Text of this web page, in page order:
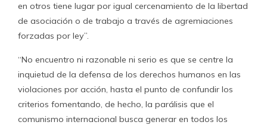
en otros tiene lugar por igual cercenamiento de la libertad
de asociación o de trabajo a través de agremiaciones
forzadas por ley”.
“No encuentro ni razonable ni serio es que se centre la
inquietud de la defensa de los derechos humanos en las
violaciones por acción, hasta el punto de confundir los
criterios fomentando, de hecho, la parálisis que el
comunismo internacional busca generar en todos los